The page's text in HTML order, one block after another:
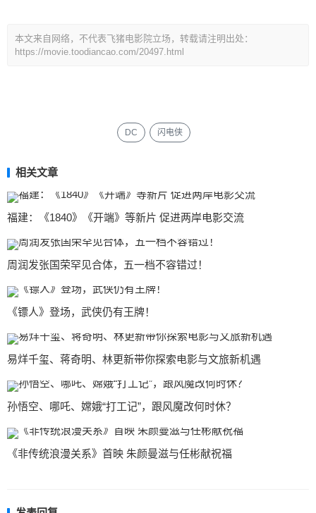
本文来自网络，不代表飞猪电影院立场，转载请注明出处：
https://movie.toodiancao.com/20497.html
DC 闪电侠
相关文章
福建：《1840》《开端》等新片 促进两岸电影交流
周润发张国荣罕见合体，五一档不容错过！
《镖人》登场，武侠仍有王牌！
易烊千玺、蒋奇明、林更新带你探索电影与文旅新机遇
孙悟空、哪吒、嫦娥“打工记”，跟风魔改何时休？
《非传统浪漫关系》首映 朱颜曼滋与任彬献祝福